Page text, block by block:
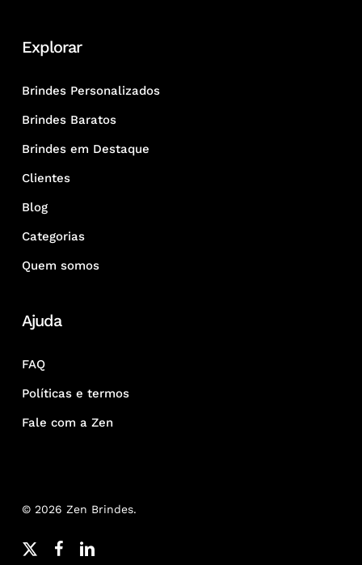
Explorar
Brindes Personalizados
Brindes Baratos
Brindes em Destaque
Clientes
Blog
Categorias
Quem somos
Ajuda
FAQ
Políticas e termos
Fale com a Zen
© 2026 Zen Brindes.
x-
facebooklinkedin